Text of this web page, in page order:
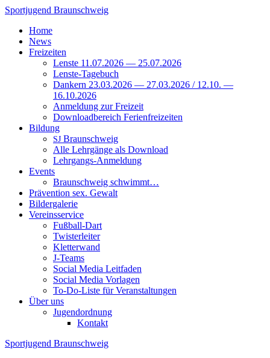
Zum
springen
Sportjugend Braunschweig
Home
News
Freizeiten
Lenste 11.07.2026 — 25.07.2026
Lenste-Tagebuch
Dankern 23.03.2026 — 27.03.2026 / 12.10. —
16.10.2026
Anmeldung zur Freizeit
Downloadbereich Ferienfreizeiten
Bildung
SJ Braunschweig
Alle Lehrgänge als Download
Lehrgangs-Anmeldung
Events
Braunschweig schwimmt…
Prävention sex. Gewalt
Bildergalerie
Vereinsservice
Fußball-Dart
Twisterleiter
Kletterwand
J‑Teams
Social Media Leitfaden
Social Media Vorlagen
To-Do-Liste für Veranstaltungen
Über uns
Jugendordnung
Kontakt
Sportjugend Braunschweig